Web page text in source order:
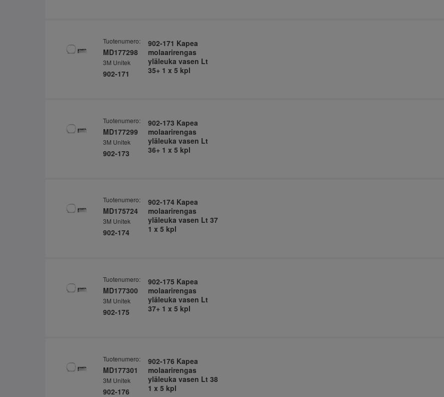
Tuotenumero:
MD177298
3M Unitek
902-171
902-171 Kapea
molaarirengas
yläleuka vasen Lt
35+ 1 x 5 kpl
Tuotenumero:
MD177299
3M Unitek
902-173
902-173 Kapea
molaarirengas
yläleuka vasen Lt
36+ 1 x 5 kpl
Tuotenumero:
MD175724
3M Unitek
902-174
902-174 Kapea
molaarirengas
yläleuka vasen Lt 37
1 x 5 kpl
Tuotenumero:
MD177300
3M Unitek
902-175
902-175 Kapea
molaarirengas
yläleuka vasen Lt
37+ 1 x 5 kpl
Tuotenumero:
MD177301
3M Unitek
902-176
902-176 Kapea
molaarirengas
yläleuka vasen Lt 38
1 x 5 kpl